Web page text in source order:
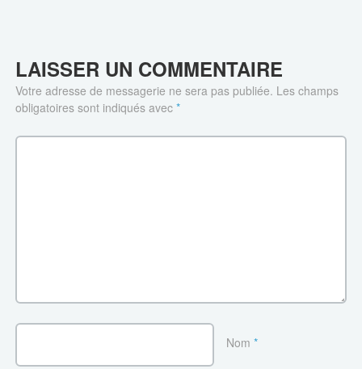
LAISSER UN COMMENTAIRE
Votre adresse de messagerie ne sera pas publiée. Les champs
obligatoires sont indiqués avec *
Nom*